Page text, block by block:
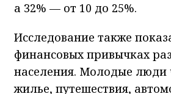
а 32% — от 10 до 25%.
Исследование также
финансовых привычках
населения. Молодые люди
жилье, путешествия,